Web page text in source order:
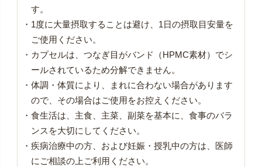
す。
・1度に大量摂取することは避け、1日の摂取目安量を
ご使用ください。
・カプセルは、つなぎ目がバンド（HPMC素材）でシ
ールされているため分解できません。
・体調・体質により、まれに合わない場合があります
ので、その場合はご使用をお控えください。
・食生活は、主食、主菜、副菜を基本に、食事のバラ
ンスを大切にしてください。
・疾病治療中の方、および妊娠・授乳中の方は、医師
にご相談の上ご利用ください。